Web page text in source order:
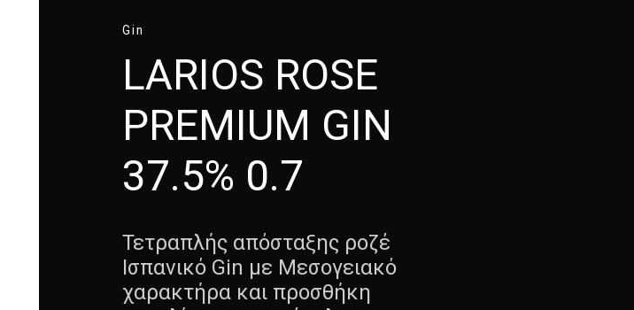
Gin
LARIOS ROSE
PREMIUM GIN
37.5% 0.7
Τετραπλής απόσταξης ροζέ
Ισπανικό Gin με Μεσογειακό
χαρακτήρα και προσθήκη